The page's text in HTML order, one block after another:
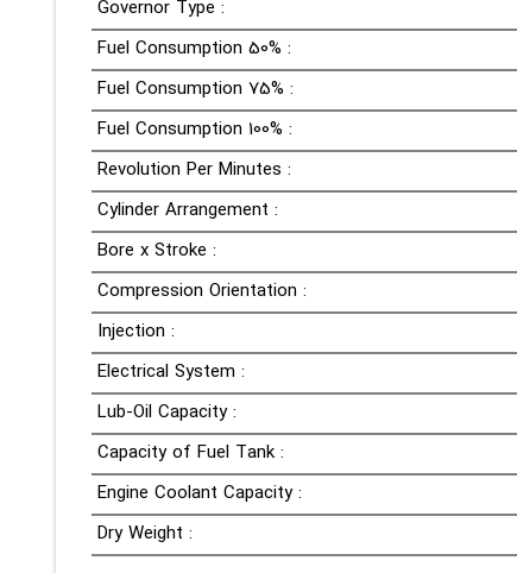
Governor Type :
Fuel Consumption 50% :
Fuel Consumption 75% :
Fuel Consumption 100% :
Revolution Per Minutes :
Cylinder Arrangement :
Bore x Stroke :
Compression Orientation :
Injection :
Electrical System :
Lub-Oil Capacity :
Capacity of Fuel Tank :
Engine Coolant Capacity :
Dry Weight :